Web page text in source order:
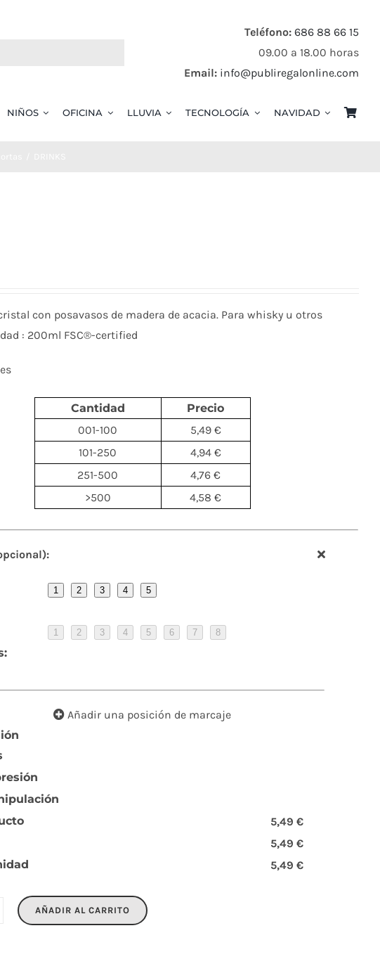
Teléfono: 686 88 66 15
09.00 a 18.00 horas
Email: info@publiregalonline.com
NIÑOS OFICINA LLUVIA TECNOLOGÍA NAVIDAD
con posavasos de madera de acacia. Para whisky u otros
: 200ml FSC®-certified
Cantidad
Precio
001-100
5,49 €
101-250
4,94 €
251-500
4,76 €
>500
4,58 €
1 2 3 4 5
1 2 3 4 5 6 7 8
Añadir una posición de marcaje
5,49 €
5,49 €
5,49 €
AÑADIR AL CARRITO